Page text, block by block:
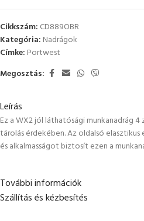
Cikkszám: CD889OBR
Kategória: Nadrágok
Címke: Portwest
Megosztás:
Leírás
Ez a WX2 jól láthatósági munkanadrág
tárolás érdekében. Az oldalsó
és alkalmasságot biztosít ezen a
További információk
Szállítás és kézbesítés